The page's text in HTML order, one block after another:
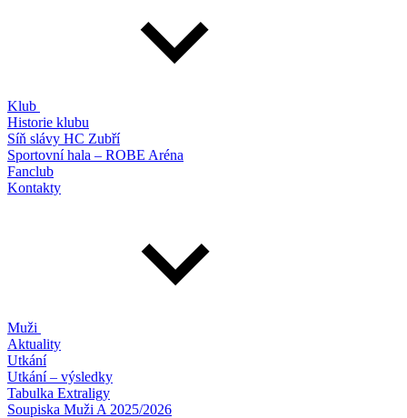
Klub
Historie klubu
Síň slávy HC Zubří
Sportovní hala – ROBE Aréna
Fanclub
Kontakty
Muži
Aktuality
Utkání
Utkání – výsledky
Tabulka Extraligy
Soupiska Muži A 2025/2026